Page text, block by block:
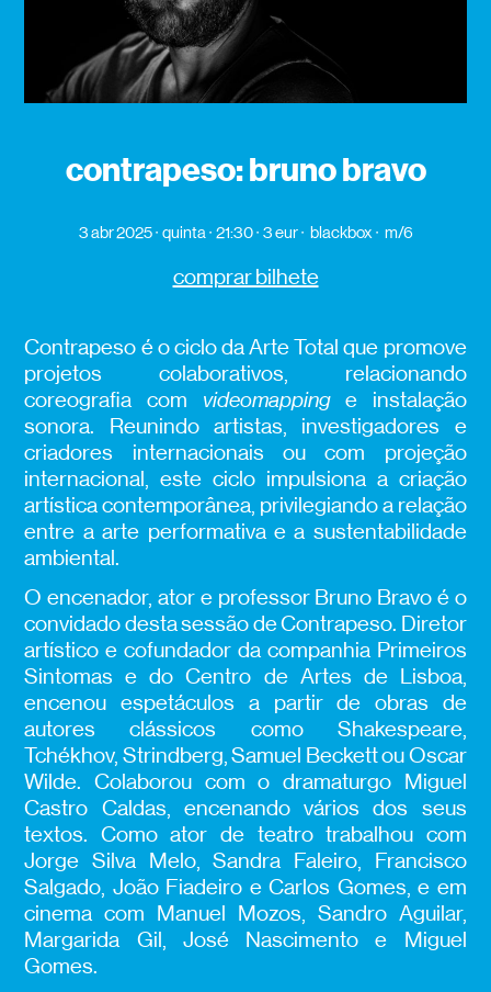
contrapeso: bruno bravo
3 abr 2025 quinta 21:30 3 eur blackbox m/6
comprar bilhete
Contrapeso é o ciclo da Arte Total que promove
projetos colaborativos, relacionando
coreografia com videomappinge instalação
sonora. Reunindo artistas, investigadores e
criadores internacionais ou com projeção
internacional, este ciclo impulsiona a criação
artística contemporânea, privilegiando a relação
entre a arte performativa e a sustentabilidade
ambiental.
O encenador, ator e professor Bruno Bravo é o
convidado desta sessão de Contrapeso. Diretor
artístico ecofundador da companhia Primeiros
Sintomas e do Centro de Artes de Lisboa,
encenou espetáculos a partir de obras de
autores clássicos como Shakespeare,
Tchékhov, Strindberg, Samuel Beckett ou Oscar
Wilde. Colaborou com o dramaturgo Miguel
Castro Caldas, encenando vários dos seus
textos. Como ator de teatro trabalhou com
Jorge Silva Melo, Sandra Faleiro, Francisco
Salgado, João Fiadeiro e Carlos Gomes, e em
cinema com Manuel Mozos, Sandro Aguilar,
Margarida Gil, José Nascimento e Miguel
Gomes.